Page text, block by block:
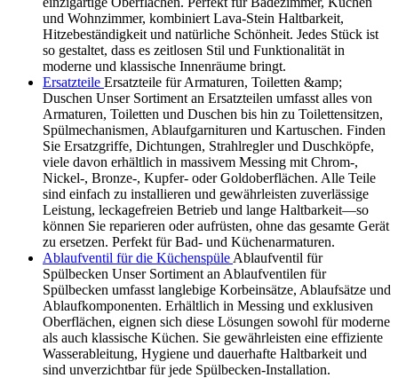
und Wohnzimmer, kombiniert Lava-Stein Haltbarkeit,
Hitzebeständigkeit und natürliche Schönheit. Jedes Stück ist
so gestaltet, dass es zeitlosen Stil und Funktionalität in
moderne und klassische Innenräume bringt.
Ersatzteile Ersatzteile für Armaturen, Toiletten &amp;
Duschen Unser Sortiment an Ersatzteilen umfasst alles von
Armaturen, Toiletten und Duschen bis hin zu Toilettensitzen,
Spülmechanismen, Ablaufgarnituren und Kartuschen. Finden
Sie Ersatzgriffe, Dichtungen, Strahlregler und Duschköpfe,
viele davon erhältlich in massivem Messing mit Chrom-,
Nickel-, Bronze-, Kupfer- oder Goldoberflächen. Alle Teile
sind einfach zu installieren und gewährleisten zuverlässige
Leistung, leckagefreien Betrieb und lange Haltbarkeit—so
können Sie reparieren oder aufrüsten, ohne das gesamte Gerät
zu ersetzen. Perfekt für Bad- und Küchenarmaturen.
Ablaufventil für die Küchenspüle Ablaufventil für
Spülbecken Unser Sortiment an Ablaufventilen für
Spülbecken umfasst langlebige Korbeinsätze, Ablaufsätze und
Ablaufkomponenten. Erhältlich in Messing und exklusiven
Oberflächen, eignen sich diese Lösungen sowohl für moderne
als auch klassische Küchen. Sie gewährleisten eine effiziente
Wasserableitung, Hygiene und dauerhafte Haltbarkeit und
sind unverzichtbar für jede Spülbecken-Installation.